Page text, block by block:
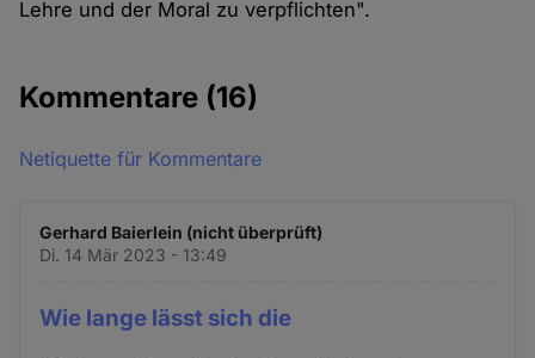
Lehre und der Moral zu verpflichten".
Kommentare (16)
Netiquette für Kommentare
Gerhard Baierlein (nicht überprüft)
Di. 14 Mär 2023 - 13:49
Wie lange lässt sich die